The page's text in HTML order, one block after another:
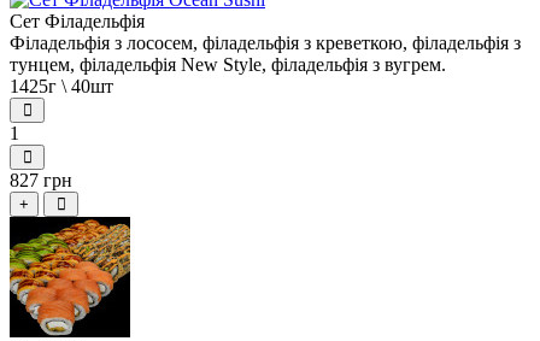
Сет Філадельфія
Філадельфія з лососем, філадельфія з креветкою, філадельфія з
тунцем, філадельфія New Style, філадельфія з вугрем.
1425г \ 40шт
1
827 грн
+